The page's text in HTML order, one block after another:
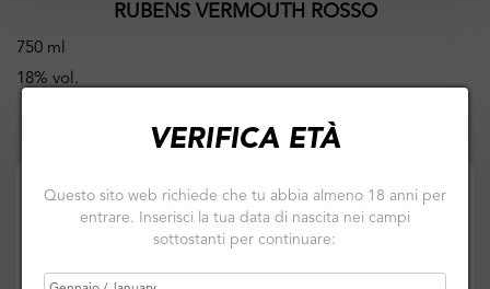
RUBENS VERMOUTH ROSSO
750 ml
18% vol.
VERIFICA ETÀ
Questo sito web richiede che tu abbia almeno 18 anni per
entrare. Inserisci la tua data di nascita nei campi
sottostanti per continuare: